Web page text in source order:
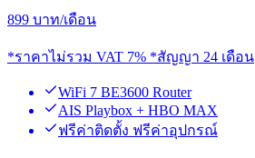
899 บาท/เดือน
*ราคาไม่รวม VAT 7% *สัญญา 24 เดือน
WiFi 7 BE3600 Router
AIS Playbox + HBO MAX
ฟรีค่าติดตั้ง ฟรีค่าอุปกรณ์